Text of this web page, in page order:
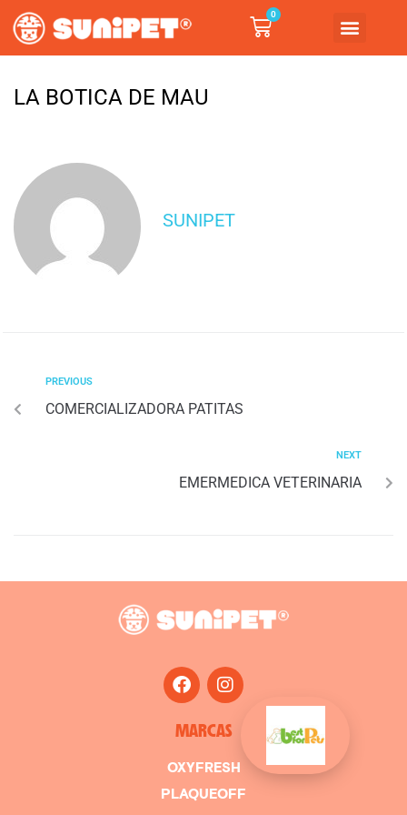
0
LA BOTICA DE MAU
SUNIPET
PREVIOUS
COMERCIALIZADORA PATITAS
NEXT
EMERMEDICA VETERINARIA
MARCAS
OXYFRESH
PLAQUEOFF